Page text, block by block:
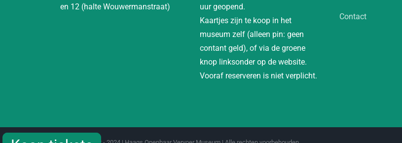
en 12 (halte Wouwermanstraat)
uur geopend.
Kaartjes zijn te koop in het
museum zelf (alleen pin: geen
contant geld), of via de groene
knop linksonder op de website.
Vooraf reserveren is niet verplicht.
Contact